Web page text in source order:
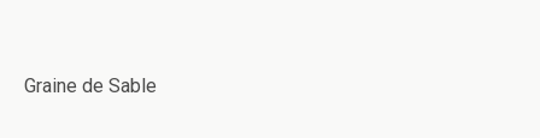
Graine de Sable